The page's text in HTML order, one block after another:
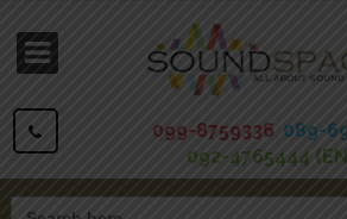
099-8759336, 089-
092-4765444